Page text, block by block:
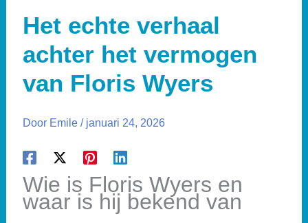
Het echte verhaal
achter het vermogen
van Floris Wyers
Door Emile / januari 24, 2026
Wie is Floris Wyers en
waar is hij bekend van